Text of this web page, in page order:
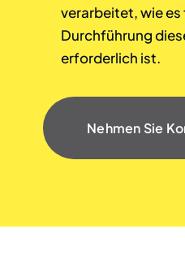
verarbeitet, wie es
Durchführung
erforderlich ist.
Nehmen Sie